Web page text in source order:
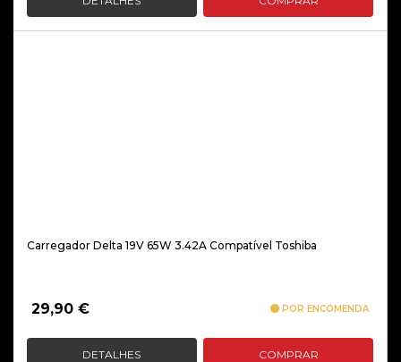
Carregador Delta 19V 65W 3.42A Compatível Toshiba
29,90 € POR ENCOMENDA
DETALHES COMPRAR